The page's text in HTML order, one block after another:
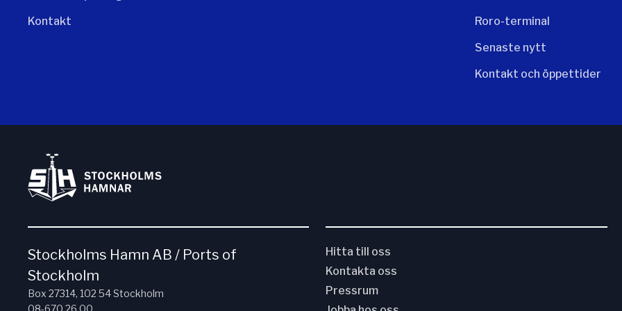
Kontakt
Roro-terminal
Senaste nytt
Kontakt och öppettider
Stockholms Hamn AB / Ports of
Stockholm
Box 27314, 102 54 Stockholm
Hitta till oss
Kontakta oss
Pressrum